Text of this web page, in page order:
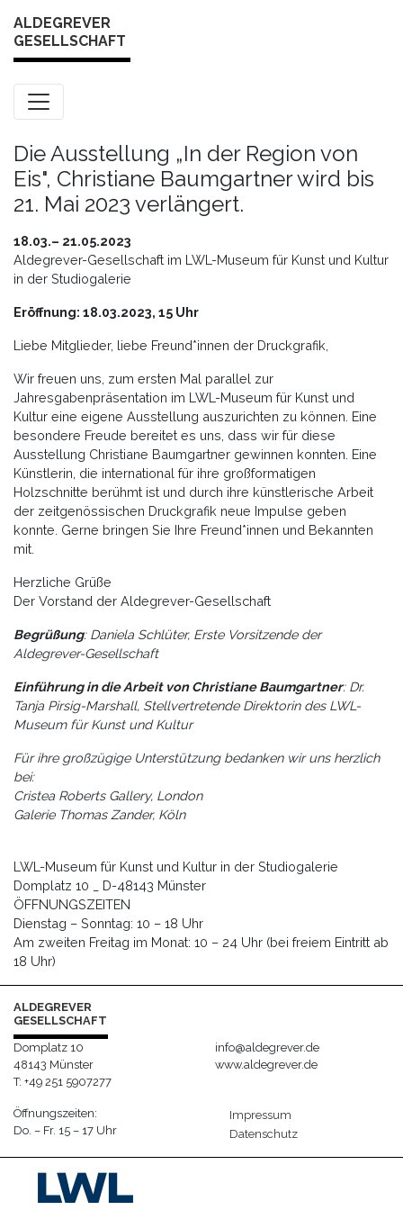
ALDEGREVER
GESELLSCHAFT
Die Ausstellung „In der Region von
Eis", Christiane Baumgartner wird bis
21. Mai 2023 verlängert.
18.03.– 21.05.2023
Aldegrever-Gesellschaft im LWL-Museum für Kunst und Kultur
in der Studiogalerie
Eröffnung: 18.03.2023, 15 Uhr
Liebe Mitglieder, liebe Freund*innen der Druckgrafik,
Wir freuen uns, zum ersten Mal parallel zur
Jahresgabenpräsentation im LWL-Museum für Kunst und
Kultur eine eigene Ausstellung auszurichten zu können. Eine
besondere Freude bereitet es uns, dass wir für diese
Ausstellung Christiane Baumgartner gewinnen konnten. Eine
Künstlerin, die international für ihre großformatigen
Holzschnitte berühmt ist und durch ihre künstlerische Arbeit
der zeitgenössischen Druckgrafik neue Impulse geben
konnte. Gerne bringen Sie Ihre Freund*innen und Bekannten
mit.
Herzliche Grüße
Der Vorstand der Aldegrever-Gesellschaft
Begrüßung: Daniela Schlüter, Erste Vorsitzende der
Aldegrever-Gesellschaft
Einführung in die Arbeit von Christiane Baumgartner: Dr.
Tanja Pirsig-Marshall, Stellvertretende Direktorin des LWL-
Museum für Kunst und Kultur
Für ihre großzügige Unterstützung bedanken wir uns herzlich
bei:
Cristea Roberts Gallery, London
Galerie Thomas Zander, Köln
LWL-Museum für Kunst und Kultur in der Studiogalerie
Domplatz 10 _ D-48143 Münster
ÖFFNUNGSZEITEN
Dienstag – Sonntag: 10 – 18 Uhr
Am zweiten Freitag im Monat: 10 – 24 Uhr (bei freiem Eintritt ab
18 Uhr)
ALDEGREVER
GESELLSCHAFT
Domplatz 10
48143 Münster
T: +49 251 5907277
info@aldegrever.de
www.aldegrever.de
Öffnungszeiten:
Do. – Fr. 15 – 17 Uhr
Impressum
Datenschutz